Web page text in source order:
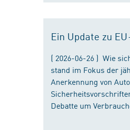
Ein Update zu
( 2026-06-26 ) Wie
stand im Fokus der
Anerkennung von
Debatte um